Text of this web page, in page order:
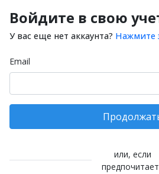
Войдите в свою
У вас еще нет аккаунта? Нажмите
Email
или, если